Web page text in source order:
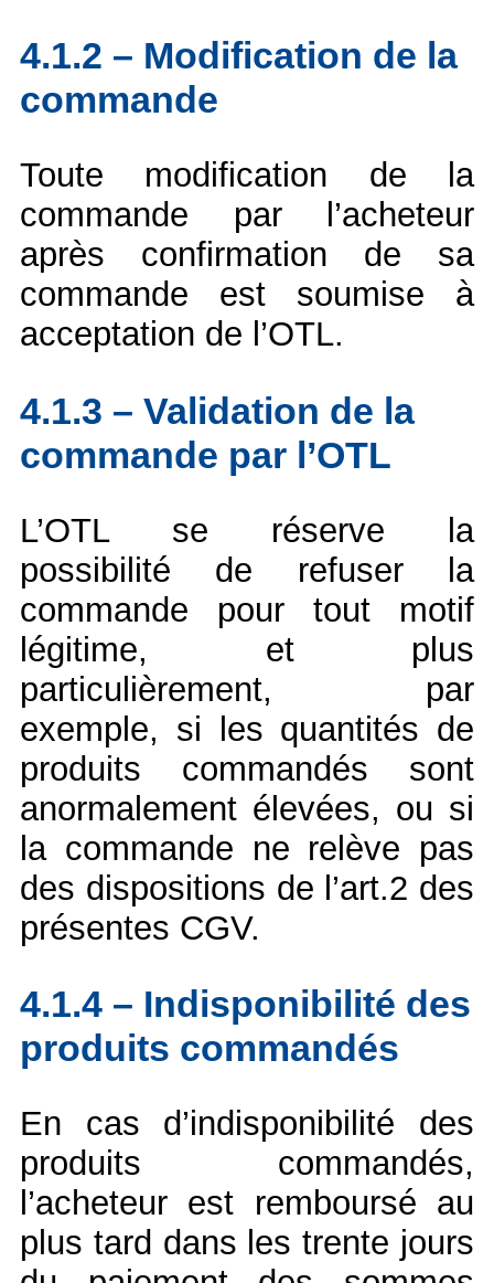
4.1.2 – Modification de la
commande
Toute modification de la
commande par l’acheteur
après confirmation de sa
commande est soumise à
acceptation de l’OTL.
4.1.3 – Validation de la
commande par l’OTL
L’OTL se réserve la
possibilité de refuser la
commande pour tout motif
légitime, et plus
particulièrement, par
exemple, si les quantités de
produits commandés sont
anormalement élevées, ou si
la commande ne relève pas
des dispositions de l’art.2 des
présentes CGV.
4.1.4 – Indisponibilité des
produits commandés
En cas d’indisponibilité des
produits commandés,
l’acheteur est remboursé au
plus tard dans les trente jours